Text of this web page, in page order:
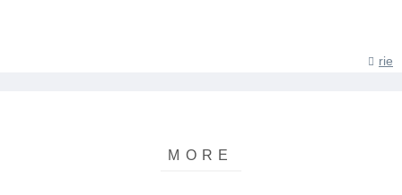
rie